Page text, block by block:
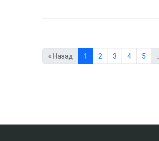
« Назад 1 2 3 4 5